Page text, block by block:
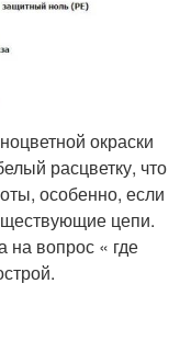
окраски
расцветку, что
особенно, если
цепи.
на вопрос « где